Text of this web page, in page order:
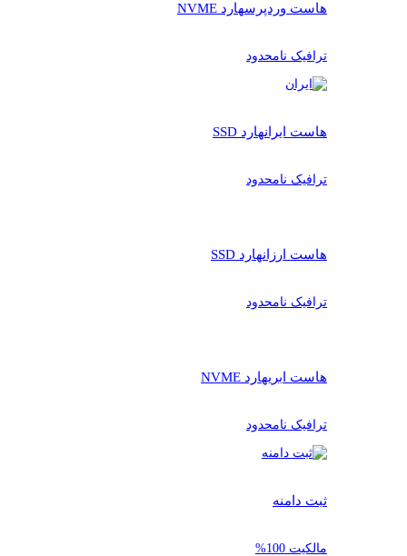
هاست وردپرسهارد NVME
ترافیک نامحدود
هاست ایرانهارد SSD
ترافیک نامحدود
هاست ارزانهارد SSD
ترافیک نامحدود
هاست ابریهارد NVME
ترافیک نامحدود
ثبت دامنه
مالکیت 100%